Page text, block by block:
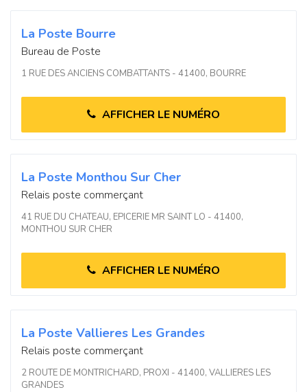
La Poste Bourre
Bureau de Poste
1 RUE DES ANCIENS COMBATTANTS - 41400, BOURRE
AFFICHER LE NUMÉRO
La Poste Monthou Sur Cher
Relais poste commerçant
41 RUE DU CHATEAU, EPICERIE MR SAINT LO - 41400,
MONTHOU SUR CHER
AFFICHER LE NUMÉRO
La Poste Vallieres Les Grandes
Relais poste commerçant
2 ROUTE DE MONTRICHARD, PROXI - 41400, VALLIERES LES
GRANDES